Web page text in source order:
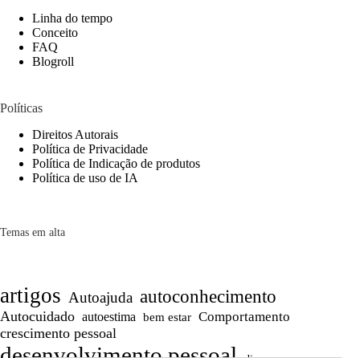
Linha do tempo
Conceito
FAQ
Blogroll
Políticas
Direitos Autorais
Política de Privacidade
Política de Indicação de produtos
Política de uso de IA
Temas em alta
artigos Autoajuda autoconhecimento
Autocuidado autoestima bem estar Comportamento
crescimento pessoal